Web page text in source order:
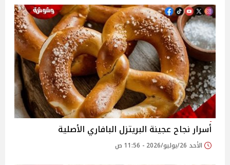
أسرار نجاح عجينة البريتزل البافاري الأصلية
الأحد 26/يوليو/2026 - 11:56 ص